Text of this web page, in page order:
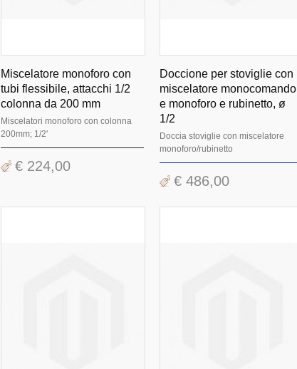
Miscelatore monoforo con
tubi flessibile, attacchi 1/2
colonna da 200 mm
Miscelatori monoforo con colonna
200mm; 1/2'
€ 224,00
Doccione per stoviglie con
miscelatore monocomando
e monoforo e rubinetto, ø
1/2
Doccia stoviglie con miscelatore
monoforo/rubinetto
€ 486,00